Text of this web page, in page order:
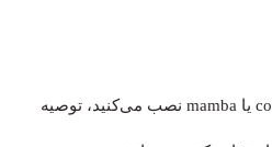
توجه: اگر JupyterLab را با conda یا mamba نصب می‌کنید، توصیه